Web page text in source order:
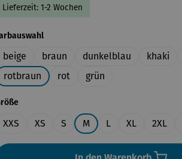
Lieferzeit: 1-2 Wochen
auswählen
beige braun dunkelblau khaki
rotbraun
rot grün
auswählen
XXS XS S M L XL 2XL